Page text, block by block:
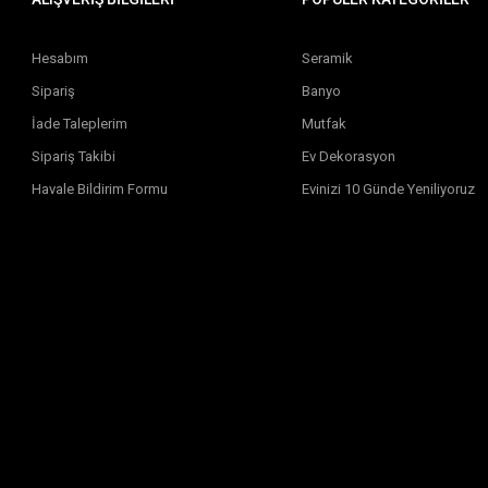
Hesabım
Sipariş
İade Taleplerim
Sipariş Takibi
Havale Bildirim Formu
Seramik
Banyo
Mutfak
Ev Dekorasyon
Evinizi 10 Günde Yeniliyoruz